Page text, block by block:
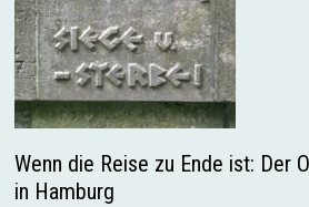
Wenn die Reise zu Ende ist: Der
in Hamburg